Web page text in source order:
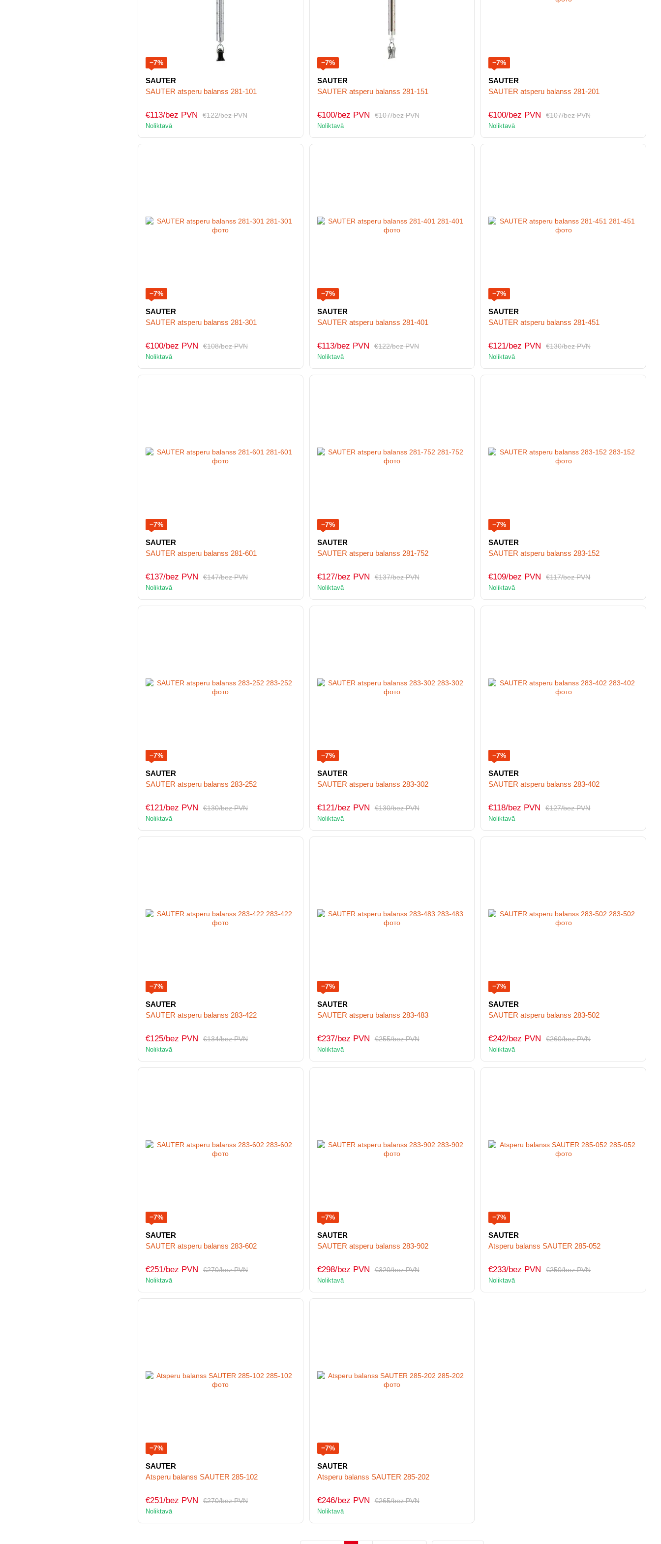
−7%
SAUTER
SAUTER atsperu balanss 281-101
€122/bez PVN
€113/bez PVN
Noliktavā
−7%
SAUTER
SAUTER atsperu balanss 281-151
€107/bez PVN
€100/bez PVN
Noliktavā
−7%
SAUTER
SAUTER atsperu balanss 281-201
€107/bez PVN
€100/bez PVN
Noliktavā
−7%
SAUTER
SAUTER atsperu balanss 281-301
€108/bez PVN
€100/bez PVN
Noliktavā
−7%
SAUTER
SAUTER atsperu balanss 281-401
€122/bez PVN
€113/bez PVN
Noliktavā
−7%
SAUTER
SAUTER atsperu balanss 281-451
€130/bez PVN
€121/bez PVN
Noliktavā
−7%
SAUTER
SAUTER atsperu balanss 281-601
€147/bez PVN
€137/bez PVN
Noliktavā
−7%
SAUTER
SAUTER atsperu balanss 281-752
€137/bez PVN
€127/bez PVN
Noliktavā
−7%
SAUTER
SAUTER atsperu balanss 283-152
€117/bez PVN
€109/bez PVN
Noliktavā
−7%
SAUTER
SAUTER atsperu balanss 283-252
€130/bez PVN
€121/bez PVN
Noliktavā
−7%
SAUTER
SAUTER atsperu balanss 283-302
€130/bez PVN
€121/bez PVN
Noliktavā
−7%
SAUTER
SAUTER atsperu balanss 283-402
€127/bez PVN
€118/bez PVN
Noliktavā
−7%
SAUTER
SAUTER atsperu balanss 283-422
€134/bez PVN
€125/bez PVN
Noliktavā
−7%
SAUTER
SAUTER atsperu balanss 283-483
€255/bez PVN
€237/bez PVN
Noliktavā
−7%
SAUTER
SAUTER atsperu balanss 283-502
€260/bez PVN
€242/bez PVN
Noliktavā
−7%
SAUTER
SAUTER atsperu balanss 283-602
€270/bez PVN
€251/bez PVN
Noliktavā
−7%
SAUTER
SAUTER atsperu balanss 283-902
€320/bez PVN
€298/bez PVN
Noliktavā
−7%
SAUTER
Atsperu balanss SAUTER 285-052
€250/bez PVN
€233/bez PVN
Noliktavā
−7%
SAUTER
Atsperu balanss SAUTER 285-102
€270/bez PVN
€251/bez PVN
Noliktavā
−7%
SAUTER
Atsperu balanss SAUTER 285-202
€265/bez PVN
€246/bez PVN
Noliktavā